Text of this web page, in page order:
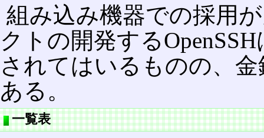
組み込み機器での採用
クトの開発する
されてはいるものの、
ある。
一覧表